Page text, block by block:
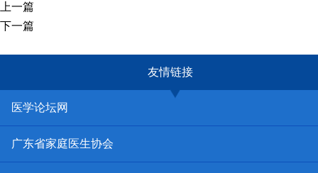
上一篇
下一篇
友情链接
医学论坛网
广东省家庭医生协会